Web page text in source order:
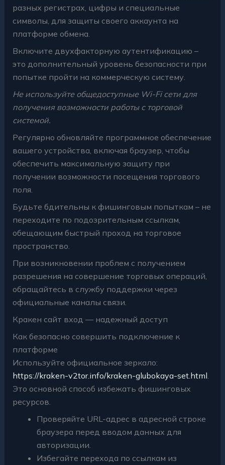
разных регистрах, цифры и специальные
символы, для защиты своего аккаунта на
платформе обмена.
Включите двухфакторную аутентификацию –
это дополнительный уровень безопасности при
попытке пройти на коммерческую систему.
Не используйте общедоступные Wi-Fi сети для
получения возможности работы с торговой
системой.
Регулярно обновляйте программное обеспечение
вашего устройства, включая браузер, чтобы
обеспечить максимальную защиту при
получении возможности посещения торгового
поля.
Будьте бдительны к фишинговым попыткам – не
переходите по подозрительным ссылкам,
обещающим быстрый проход на торговое
пространство.
При возникновении проблем с получением
разрешения на совершение торговых операций,
обращайтесь в службу поддержки через
официальные каналы связи.
Кракен сайт вход — надежный доступ
Как безопасно совершить подключение к
платформе
Используйте официальное зеркало:
https://kraken-v2tor.info/kraken-glubokaya-set.html
Это основной способ избежать фишинговых
ресурсов.
Проверяйте URL-адрес в адресной строке
браузера перед вводом данных для
авторизации.
Избегайте перехода по ссылкам из